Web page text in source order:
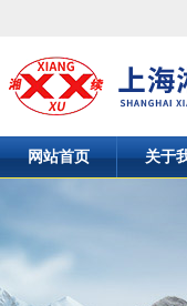
网站首页 关于